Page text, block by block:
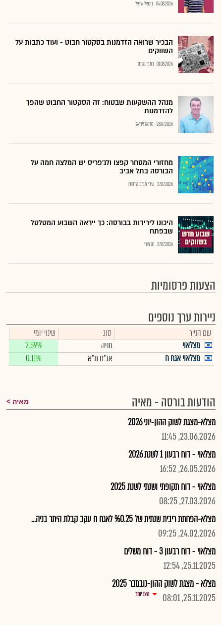
04.08.2026 נתנאל אריאל
הבכיר שרואה הזדמנות בסקטור חבוט - ועוד כתבות על
השווקים
01.08.2026 כתבי גלובס
מנהל ההשקעות שבטוח: זה הסקטור החבוט שהפך
להזדמנות
28.07.2026 נתנאל אריאל
מחזורי המסחר קפצו ולג'פריס יש המלצה חמה על
הבורסה בתל אביב
27.07.2026 שירי חביב-ולדהורן
היכונו לירידות בבורסה: כך ייראה השבוע המטלטל
שבפתח
27.07.2026 רם מורי
הצעות פרסומיות
ניירות ערך נוספים
שם הנייר סוג
שינוי יומי
מצלאוי
מניה
2.59%
מצלאוי אגח ח
אג"ח ת"א 0.11%
הודעות בורסה - מאיה מאיה
מצלא-מצגת לשוק ההון-יוני 2026
23.06.2026, 11:45
מצלאוי - דוח רבעון 1 לשנת 2026
26.05.2026, 16:52
מצלאוי - דוח תקופתי ושנתי לשנת 2025
27.03.2026, 08:25
מצלא-הפחתת ריבית שנתית של %0.25 לאגח ח עקב קבלת היתר בניה...
24.02.2026, 09:25
מצלאוי - דוח רבעון 3 - דוח משלים
25.11.2025, 12:54
מצלא - מצגת לשוק ההון-נובמבר 2025
25.11.2025, 08:01
הצג יותר